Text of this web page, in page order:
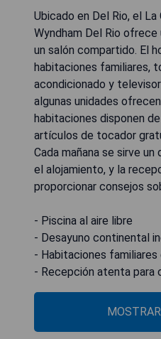
Ubicado en Del Rio, el
Wyndham Del Rio ofrece
un salón compartido. El
habitaciones familiares,
acondicionado y
algunas unidades
habitaciones disponen
artículos de tocador
Cada mañana se sirve
el alojamiento, y la
proporcionar consejos
- Piscina al aire libre
- Desayuno continental
- Habitaciones familiares
- Recepción atenta para